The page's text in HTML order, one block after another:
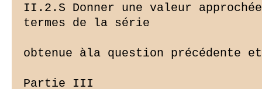
II.2.S Donner une valeur
termes de la série
obtenue àla question précédente
Partie III